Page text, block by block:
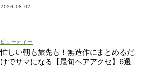
ー
2026.08.02
ビューティー
忙しい朝も旅先も！無造作にまとめるだ
けでサマになる【最旬ヘアアクセ】6選